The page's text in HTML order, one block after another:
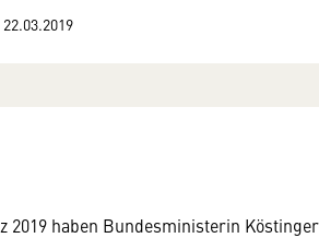
2019 haben Bundesministerin